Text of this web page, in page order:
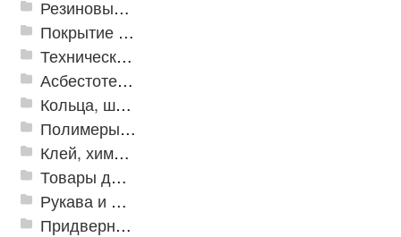
Резиновые и ПВХ дорожки
Покрытие из резиновой крошки
Техническая резина
Асбестотехнические и теплоизоляционные материалы
Кольца, шайбы, манжеты
Полимеры и пластики
Клей, химия, сопутствующие товары
Товары для дома
Рукава и шланги промышленные
Придверные решетки